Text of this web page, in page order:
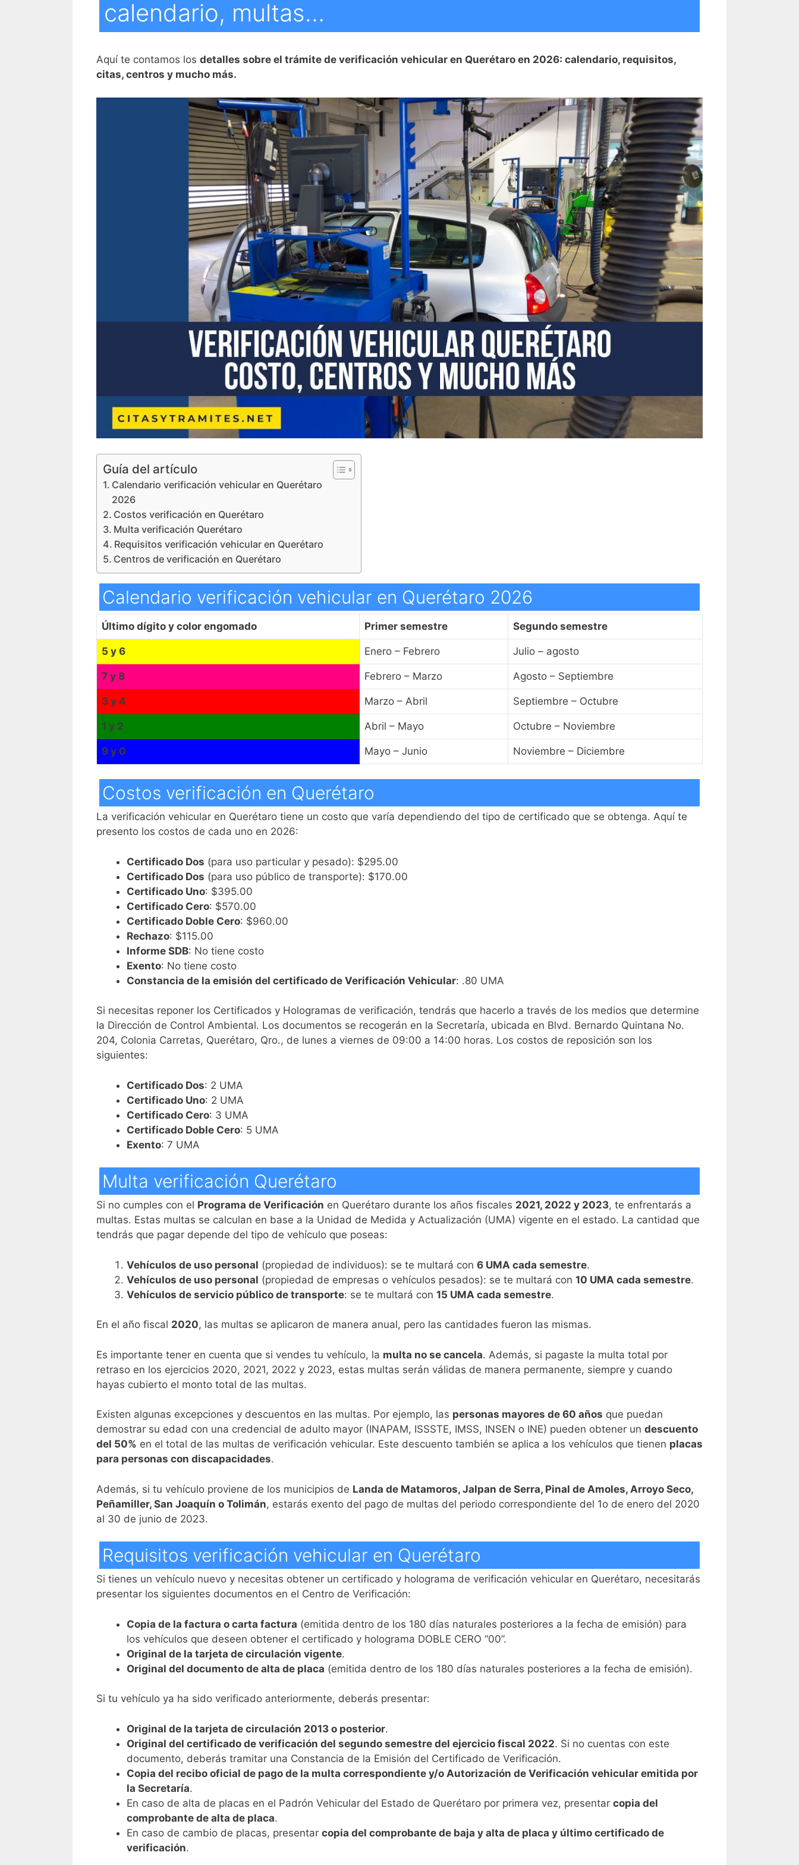
calendario, multas…
Aquí te contamos los detalles sobre el trámite de verificación vehicular en Querétaro en 2026: calendario, requisitos,
citas, centros y mucho más.
Guía del artículo
Calendario verificación vehicular en Querétaro
2026
Costos verificación en Querétaro
Multa verificación Querétaro
Requisitos verificación vehicular en Querétaro
Centros de verificación en Querétaro
Calendario verificación vehicular en Querétaro 2026
Último dígito y color engomado Primer semestre Segundo semestre
5 y 6 Enero – Febrero Julio – agosto
7 y 8 Febrero – Marzo Agosto – Septiembre
3 y 4 Marzo – Abril Septiembre – Octubre
1 y 2 Abril – Mayo Octubre – Noviembre
9 y 0 Mayo – Junio Noviembre – Diciembre
Costos verificación en Querétaro
La verificación vehicular en Querétaro tiene un costo que varía dependiendo del tipo de certificado que se obtenga. Aquí te
presento los costos de cada uno en 2026:
Certificado Dos (para uso particular y pesado): $295.00
Certificado Dos (para uso público de transporte): $170.00
Certificado Uno: $395.00
Certificado Cero: $570.00
Certificado Doble Cero: $960.00
Rechazo: $115.00
Informe SDB: No tiene costo
Exento: No tiene costo
Constancia de la emisión del certificado de Verificación Vehicular: .80 UMA
Si necesitas reponer los Certificados y Hologramas de verificación, tendrás que hacerlo a través de los medios que determine
la Dirección de Control Ambiental. Los documentos se recogerán en la Secretaría, ubicada en Blvd. Bernardo Quintana No.
204, Colonia Carretas, Querétaro, Qro., de lunes a viernes de 09:00 a 14:00 horas. Los costos de reposición son los
siguientes:
Certificado Dos: 2 UMA
Certificado Uno: 2 UMA
Certificado Cero: 3 UMA
Certificado Doble Cero: 5 UMA
Exento: 7 UMA
Multa verificación Querétaro
Si no cumples con el Programa de Verificación en Querétaro durante los años fiscales 2021, 2022 y 2023, te enfrentarás a
multas. Estas multas se calculan en base a la Unidad de Medida y Actualización (UMA) vigente en el estado. La cantidad que
tendrás que pagar depende del tipo de vehículo que poseas:
Vehículos de uso personal (propiedad de individuos): se te multará con 6 UMA cada semestre.
Vehículos de uso personal (propiedad de empresas o vehículos pesados): se te multará con 10 UMA cada semestre.
Vehículos de servicio público de transporte: se te multará con 15 UMA cada semestre.
En el año fiscal 2020, las multas se aplicaron de manera anual, pero las cantidades fueron las mismas.
Es importante tener en cuenta que si vendes tu vehículo, la multa no se cancela. Además, si pagaste la multa total por
retraso en los ejercicios 2020, 2021, 2022 y 2023, estas multas serán válidas de manera permanente, siempre y cuando
hayas cubierto el monto total de las multas.
Existen algunas excepciones y descuentos en las multas. Por ejemplo, las personas mayores de 60 años que puedan
demostrar su edad con una credencial de adulto mayor (INAPAM, ISSSTE, IMSS, INSEN o INE) pueden obtener un descuento
del 50% en el total de las multas de verificación vehicular. Este descuento también se aplica a los vehículos que tienen placas
para personas con discapacidades.
Además, si tu vehículo proviene de los municipios de Landa de Matamoros, Jalpan de Serra, Pinal de Amoles, Arroyo Seco,
Peñamiller, San Joaquín o Tolimán, estarás exento del pago de multas del periodo correspondiente del 1o de enero del 2020
al 30 de junio de 2023.
Requisitos verificación vehicular en Querétaro
Si tienes un vehículo nuevo y necesitas obtener un certificado y holograma de verificación vehicular en Querétaro, necesitarás
presentar los siguientes documentos en el Centro de Verificación:
Copia de la factura o carta factura (emitida dentro de los 180 días naturales posteriores a la fecha de emisión) para
los vehículos que deseen obtener el certificado y holograma DOBLE CERO “00”.
Original de la tarjeta de circulación vigente.
Original del documento de alta de placa (emitida dentro de los 180 días naturales posteriores a la fecha de emisión).
Si tu vehículo ya ha sido verificado anteriormente, deberás presentar:
Original de la tarjeta de circulación 2013 o posterior.
Original del certificado de verificación del segundo semestre del ejercicio fiscal 2022. Si no cuentas con este
documento, deberás tramitar una Constancia de la Emisión del Certificado de Verificación.
Copia del recibo oficial de pago de la multa correspondiente y/o Autorización de Verificación vehicular emitida por
la Secretaría.
En caso de alta de placas en el Padrón Vehicular del Estado de Querétaro por primera vez, presentar copia del
comprobante de alta de placa.
En caso de cambio de placas, presentar copia del comprobante de baja y alta de placa y último certificado de
verificación.